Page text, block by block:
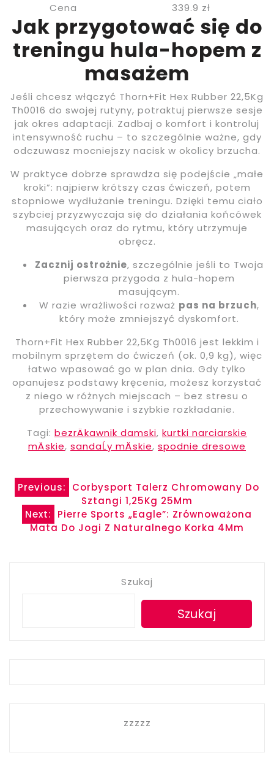
Cena
339.9 zł
Jak przygotować się do
treningu hula-hopem z
masażem
Jeśli chcesz włączyć Thorn+Fit Hex Rubber 22,5Kg
Th0016 do swojej rutyny, potraktuj pierwsze sesje
jak okres adaptacji. Zadbaj o komfort i kontroluj
intensywność ruchu – to szczególnie ważne, gdy
odczuwasz mocniejszy nacisk w okolicy brzucha.
W praktyce dobrze sprawdza się podejście „małe
kroki”: najpierw krótszy czas ćwiczeń, potem
stopniowe wydłużanie treningu. Dzięki temu ciało
szybciej przyzwyczaja się do działania końcówek
masujących oraz do rytmu, który utrzymuje
obręcz.
Zacznij ostrożnie, szczególnie jeśli to Twoja
pierwsza przygoda z hula-hopem
masującym.
W razie wrażliwości rozważ pas na brzuch,
który może zmniejszyć dyskomfort.
Thorn+Fit Hex Rubber 22,5Kg Th0016 jest lekkim i
mobilnym sprzętem do ćwiczeń (ok. 0,9 kg), więc
łatwo wpasować go w plan dnia. Gdy tylko
opanujesz podstawy kręcenia, możesz korzystać
z niego w różnych miejscach – bez stresu o
przechowywanie i szybkie rozkładanie.
Tagi: bezrÄkawnik damski, kurtki narciarskie
mÄskie, sandaĹy mÄskie, spodnie dresowe
Nawigacja
wpisu
Previous:
Corbysport Talerz Chromowany Do
Sztangi 1,25Kg 25Mm
Next:
Pierre Sports „Eagle”: Zrównoważona
Mata Do Jogi Z Naturalnego Korka 4Mm
Szukaj
Szukaj
zzzzz